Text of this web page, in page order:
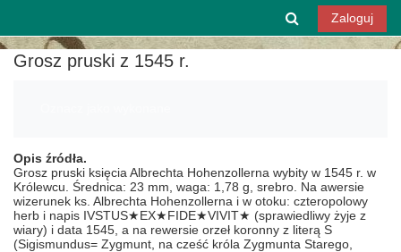
Przełącznik
Zaloguj
Grosz pruski z 1545 r.
Opis źródła.
Grosz pruski księcia Albrechta Hohenzollerna wybity w 1545 r. w
Królewcu. Średnica: 23 mm, waga: 1,78 g, srebro. Na awersie
wizerunek ks. Albrechta Hohenzollerna i w otoku: czteropolowy
herb i napis IVSTUS★EX★FIDE★VIVIT★ (sprawiedliwy żyje z
wiary) i data 1545, a na rewersie orzeł koronny z literą S
(Sigismundus= Zygmunt, na cześć króla Zygmunta Starego,